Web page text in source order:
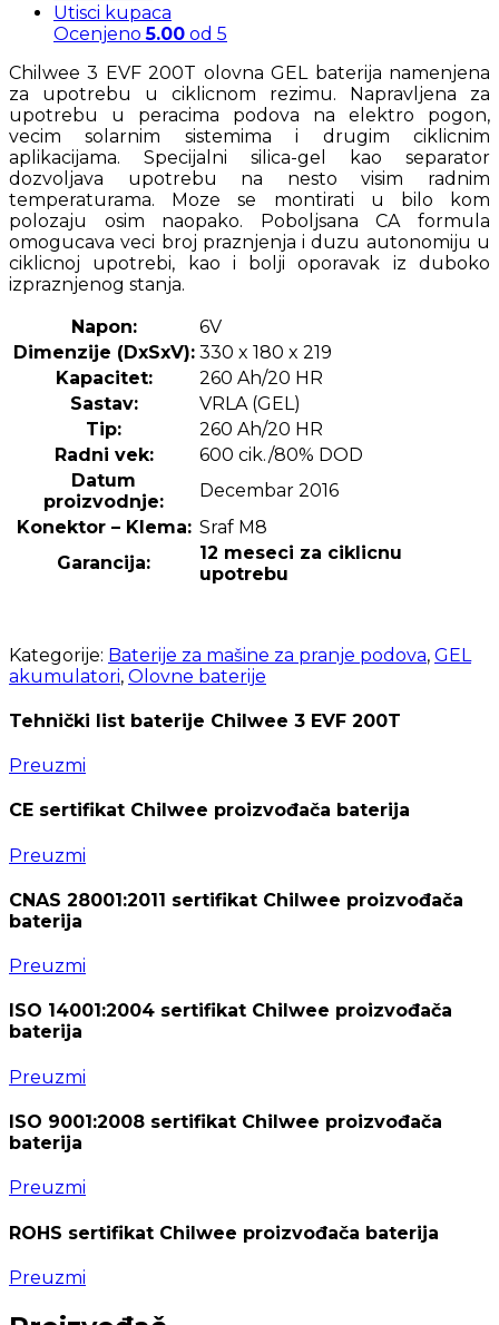
Utisci kupaca
Ocenjeno5.00 od 5
Chilwee 3 EVF 200T olovna GEL baterija namenjena
za upotrebu u ciklicnom rezimu. Napravljena za
upotrebu u peracima podova na elektro pogon,
vecim solarnim sistemima i drugim ciklicnim
aplikacijama. Specijalni silica-gel kao separator
dozvoljava upotrebu na nesto visim radnim
temperaturama. Moze se montirati u bilo kom
polozaju osim naopako. Poboljsana CA formula
omogucava veci broj praznjenja i duzu autonomiju u
ciklicnoj upotrebi, kao i bolji oporavak iz duboko
izpraznjenog stanja.
Napon:
6V
Dimenzije (DxSxV): 330 x 180 x 219
Kapacitet:
260 Ah/20 HR
Sastav:
VRLA (GEL)
Tip:
260 Ah/20 HR
Radni vek:
600 cik./80% DOD
Datum
proizvodnje:
Decembar 2016
Konektor – Klema: Sraf M8
Garancija:
12 meseci za ciklicnu
upotrebu
Kategorije: Baterije za mašine za pranje podova, GEL
akumulatori, Olovne baterije
Tehnički list baterije Chilwee 3 EVF 200T
Preuzmi
CE sertifikat Chilwee proizvođača baterija
Preuzmi
CNAS 28001:2011 sertifikat Chilwee proizvođača
baterija
Preuzmi
ISO 14001:2004 sertifikat Chilwee proizvođača
baterija
Preuzmi
ISO 9001:2008 sertifikat Chilwee proizvođača
baterija
Preuzmi
ROHS sertifikat Chilwee proizvođača baterija
Preuzmi